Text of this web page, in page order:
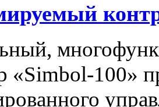
«Simbol-100»